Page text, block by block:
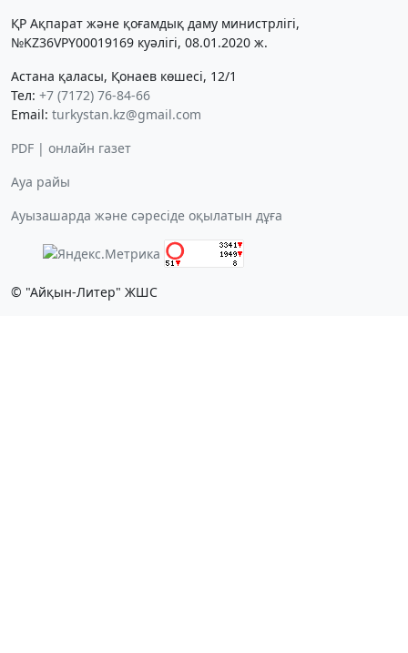
ҚР Ақпарат және қоғамдық даму министрлігі,
№KZ36VPY00019169 куәлігі, 08.01.2020 ж.
Астана қаласы, Қонаев көшесі, 12/1
Тел: +7 (7172) 76-84-66
Email: turkystan.kz@gmail.com
PDF | онлайн газет
Ауа райы
Ауызашарда және сәресіде оқылатын дұға
© "Айқын-Литер" ЖШС